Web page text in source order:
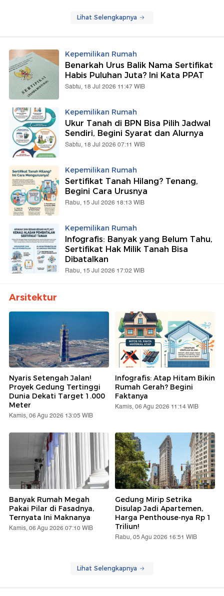
Lihat Selengkapnya
Kepemilikan Rumah
Benarkah Urus Balik Nama Sertifikat
Habis Puluhan Juta? Ini Kata PPAT
Sabtu, 18 Jul 2026 11:47 WIB
Kepemilikan Rumah
Ukur Tanah di BPN Bisa Pilih Jadwal
Sendiri, Begini Syarat dan Alurnya
Sabtu, 18 Jul 2026 07:11 WIB
Kepemilikan Rumah
Sertifikat Tanah Hilang? Tenang,
Begini Cara Urusnya
Rabu, 15 Jul 2026 18:13 WIB
Kepemilikan Rumah
Infografis: Banyak yang Belum Tahu,
Sertifikat Hak Milik Tanah Bisa
Dibatalkan
Rabu, 15 Jul 2026 17:02 WIB
Arsitektur
Nyaris Setengah Jalan!
Proyek Gedung Tertinggi
Dunia Dekati Target 1.000
Meter
Kamis, 06 Agu 2026 13:05 WIB
Infografis: Atap Hitam Bikin
Rumah Gerah? Begini
Faktanya
Kamis, 06 Agu 2026 11:14 WIB
Banyak Rumah Megah
Pakai Pilar di Fasadnya,
Ternyata Ini Maknanya
Kamis, 06 Agu 2026 07:10 WIB
Gedung Mirip Setrika
Disulap Jadi Apartemen,
Harga Penthouse-nya Rp 1
Triliun!
Rabu, 05 Agu 2026 16:51 WIB
Lihat Selengkapnya